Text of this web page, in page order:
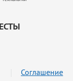
Соглашение